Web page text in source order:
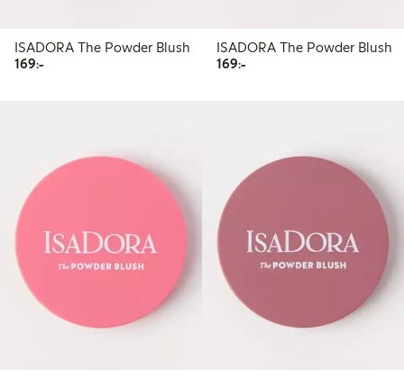
ISADORA The Powder Blush
169:-169,00 kr
ISADORA The Powder Blush
169:-169,00 kr